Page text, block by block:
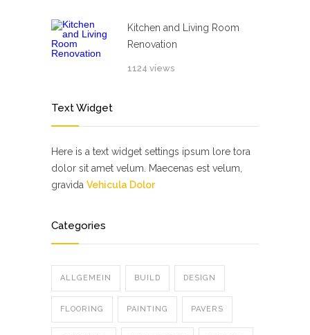
Kitchen and Living Room
Renovation
1124 views
Text Widget
Here is a text widget settings ipsum lore tora
dolor sit amet velum. Maecenas est velum,
gravida Vehicula Dolor
Categories
ALLGEMEIN BUILD DESIGN
FLOORING PAINTING PAVERS